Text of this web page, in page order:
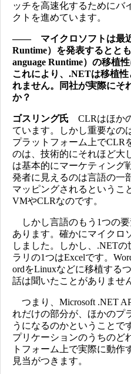
ッチを高速化するためにバ
クトを進めています。
―― マイクロソフトは最近
Runtime）を発表するとと
anguage Runtime）の移植
これにより、.NETは移植
れません。同社が実際にそ
か？
ゴスリング氏 CLRはほか
ています。しかし重要なの
プラットフォーム上でCLR
のは、技術的にそれほど大
は基本的にマーケティング
発者に見えるのは言語の一
マッピングされるというこ
VMやCLRなのです。
しかし言語のもう1つの
あります。確かにマイクロ
しました。しかし、.NET
ラリの1つはExcelです。
ordをLinuxなどに移植する
話は聞いたことがありませ
つまり、Microsoft .NET
れだけの部分が、ほかのプ
うになるのかということで
プリケーションのうちのど
トフォーム上で実際に動作
見当がつきます。